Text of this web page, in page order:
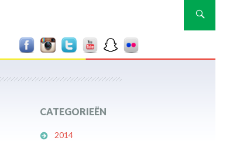
Zoeken
CATEGORIEËN
2014